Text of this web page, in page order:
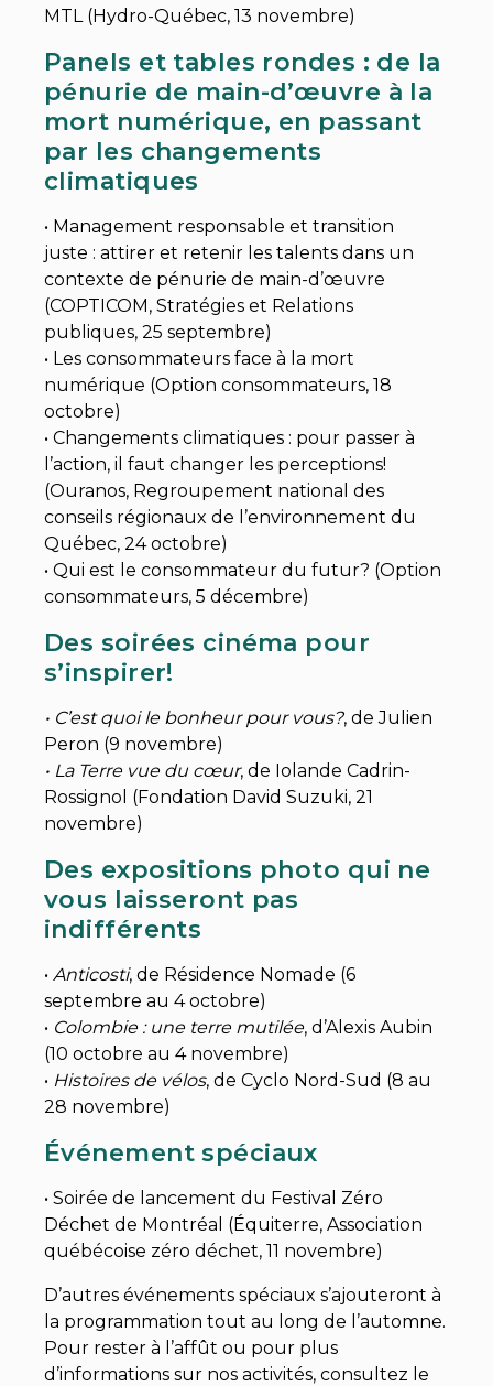
MTL (Hydro-Québec, 13 novembre)
Panels et tables rondes : de la
pénurie de main-d’œuvre à la
mort numérique, en passant
par les changements
climatiques
• Management responsable et transition
juste : attirer et retenir les talents dans un
contexte de pénurie de main-d’œuvre
(COPTICOM, Stratégies et Relations
publiques, 25 septembre)
• Les consommateurs face à la mort
numérique (Option consommateurs, 18
octobre)
• Changements climatiques : pour passer à
l’action, il faut changer les perceptions!
(Ouranos, Regroupement national des
conseils régionaux de l’environnement du
Québec, 24 octobre)
• Qui est le consommateur du futur? (Option
consommateurs, 5 décembre)
Des soirées cinéma pour
s’inspirer!
• C’est quoi le bonheur pour vous?, de Julien
Peron (9 novembre)
• La Terre vue du cœur, de Iolande Cadrin-
Rossignol (Fondation David Suzuki, 21
novembre)
Des expositions photo qui ne
vous laisseront pas
indifférents
• Anticosti, de Résidence Nomade (6
septembre au 4 octobre)
• Colombie : une terre mutilée, d’Alexis Aubin
(10 octobre au 4 novembre)
• Histoires de vélos, de Cyclo Nord-Sud (8 au
28 novembre)
Événement spéciaux
• Soirée de lancement du Festival Zéro
Déchet de Montréal (Équiterre, Association
québécoise zéro déchet, 11 novembre)
D’autres événements spéciaux s’ajouteront à
la programmation tout au long de l’automne.
Pour rester à l’affût ou pour plus
d’informations sur nos activités, consultez le